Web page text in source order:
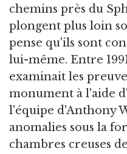
chemins près du
plongent plus loin
pense qu'ils sont
lui-même. Entre
examinait les
monument à l'aide
l'équipe d'Anthony
anomalies sous la
chambres creuses